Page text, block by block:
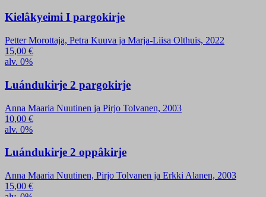
Kielâkyeimi I pargokirje
Petter Morottaja, Petra Kuuva ja Marja-Liisa Olthuis, 2022
15,00 €
alv. 0%
Luándukirje 2 pargokirje
Anna Maaria Nuutinen ja Pirjo Tolvanen, 2003
10,00 €
alv. 0%
Luándukirje 2 oppâkirje
Anna Maaria Nuutinen, Pirjo Tolvanen ja Erkki Alanen, 2003
15,00 €